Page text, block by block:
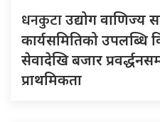
धनकुटाउद्योग वाणिज्य
कार्यसमितिको उपलब्धि
सेवादेखि बजार
प्राथमिकता